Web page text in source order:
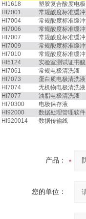
HI1618
塑胶复合酸度电极
HI7001
常规酸度标准缓
HI7004
常规酸度标准缓
HI7006
常规酸度标准缓
HI7007
常规酸度标准缓
HI7009
常规酸度标准缓
HI7010
常规酸度标准缓
HI5124
实验室测试证书
HI7061
常规电极清洗液
HI7073
蛋白质电极清洗液
HI7074
无机物电极清洗液
HI7077
油脂电极清洗液
HI70300
电极保存液
HI92000
数据处理管理软件
HI920014
数据传输线
产品：
您的单位：